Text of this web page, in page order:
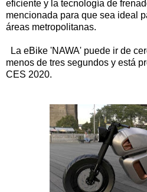
eficiente y la tecnología de
mencionada para que sea ideal
áreas metropolitanas.
La eBike 'NAWA' puede ir de
menos de tres segundos y está
CES 2020.